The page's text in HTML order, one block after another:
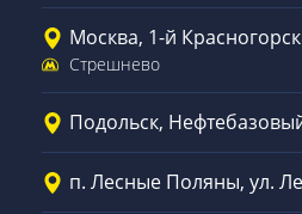
Москва, 1-й
Стрешнево
Подольск,
п. Лесные Поляны, ул.